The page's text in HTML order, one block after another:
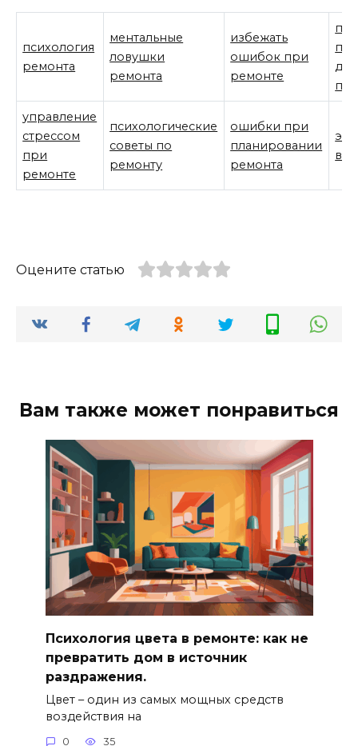
психология
ремонта
ментальные
ловушки
ремонта
избежать
ошибок при
ремонте
управление
стрессом
при
ремонте
психологические
советы по
ремонту
ошибки при
планировании
ремонта
в
Оцените статью
Вам также может понравиться
Психология цвета в ремонте: как не
превратить дом в источник
раздражения.
Цвет – один из самых мощных средств
воздействия на
0 35